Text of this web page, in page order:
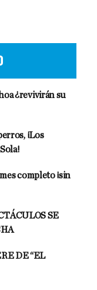
¿revivirán su
¡Los
completo ¡sin
SE
DE “EL